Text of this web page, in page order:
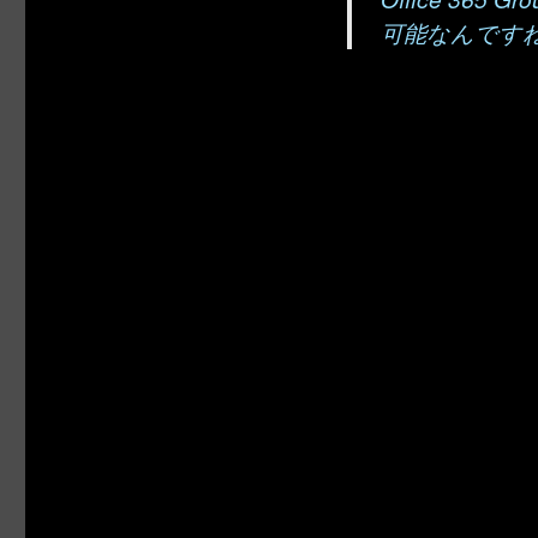
可能なんです